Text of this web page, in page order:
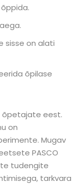
sisse on alati
õpilase
õpetajate eest.
on
Mugav
PASCO
tudengite
tarkvara